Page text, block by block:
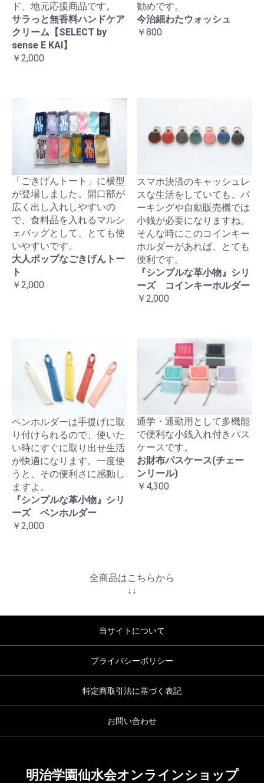
ド、地元応援商品です。
サラっと無香料ハンドケア
クリーム【SELECT by
sense E KAI】
￥2,000
勧めです。
今治細わたウォッシュ
￥800
「ごきげんトート」に横型
が登場しました。開口部が
広く出し入れしやすいの
で、食料品を入れるマルシ
ェバッグとして、とても使
いやすいです。
大人ポップなごきげんトー
ト
￥2,000
スマホ決済のキャッシュレ
スな生活をしていても、パ
ーキングや自動販売機では
小銭が必要になりますね。
そんな時にこのコインキー
ホルダーがあれば、とても
便利です。
『シンプルな革小物』シリ
ーズ コインキーホルダー
￥2,000
ペンホルダーは手提げに取
り付けられるので、使いた
い時にすぐに取り出せ生活
が快適になります。一度使
うと、その便利さに感動し
ますよ。
『シンプルな革小物』シリ
ーズ ペンホルダー
￥2,000
通学・通勤用として多機能
で便利な小銭入れ付きパス
ケースです。
お財布パスケース(チェー
ンリール)
￥4,300
全商品はこちらから
↓↓
当サイトについて
プライバシーポリシー
特定商取引法に基づく表記
お問い合わせ
明治学園仙水会オンラインショップ